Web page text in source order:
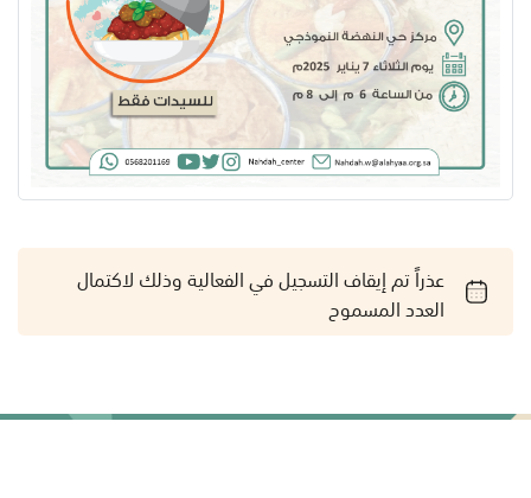
عذراً تم إيقاف التسجيل في الفعالية وذلك لاكتمال
العدد المسموح